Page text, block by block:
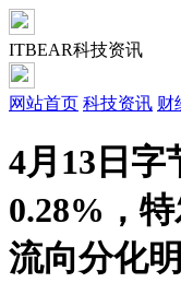
ITBEAR科技资讯
网站首页 科技资讯 财
4月13日字
0.28%，
流向分化